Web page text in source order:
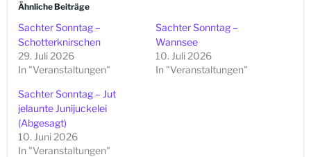
Ähnliche Beiträge
Sachter Sonntag –
Schotterknirschen
29. Juli 2026
In "Veranstaltungen"
Sachter Sonntag –
Wannsee
10. Juli 2026
In "Veranstaltungen"
Sachter Sonntag – Jut
jelaunte Junijuckelei
(Abgesagt)
10. Juni 2026
In "Veranstaltungen"